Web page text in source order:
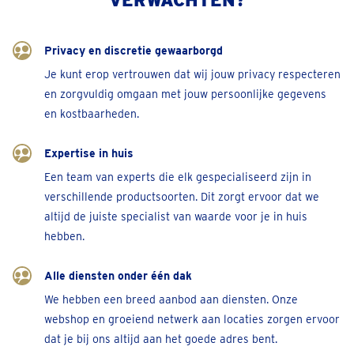
Afspraak inplannen
Antwerpen-Elisabethlaan
Elisabethlaan 4
Bel 032 - 81 16 11
Afspraak inplannen
Antwerpen-Nationalestraat
Sluit binnenkort• Open tot 17:30
Afspraak inplannen
Privacy en discretie gewaarborgd
Je kunt erop vertrouwen dat wij jouw privacy respecteren
en zorgvuldig omgaan met jouw persoonlijke gegevens
en kostbaarheden.
Expertise in huis
Een team van experts die elk gespecialiseerd zijn in
verschillende productsoorten. Dit zorgt ervoor dat we
altijd de juiste specialist van waarde voor je in huis
hebben.
Alle diensten onder één dak
We hebben een breed aanbod aan diensten. Onze
webshop en groeiend netwerk aan locaties zorgen ervoor
dat je bij ons altijd aan het goede adres bent.